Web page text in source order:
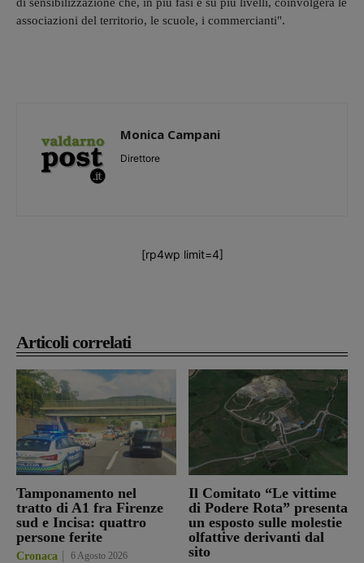
Articoli correlati
Tamponamento nel
tratto di A1 fra Firenze
sud e Incisa: quattro
persone ferite
Cronaca 6 Agosto 2026
Il Comitato “Le vittime
di Podere Rota” presenta
un esposto sulle molestie
olfattive derivanti dal
sito
associazioni del territorio, le scuole, i commercianti".
Monica Campani
Direttore
[rp4wp limit=4]